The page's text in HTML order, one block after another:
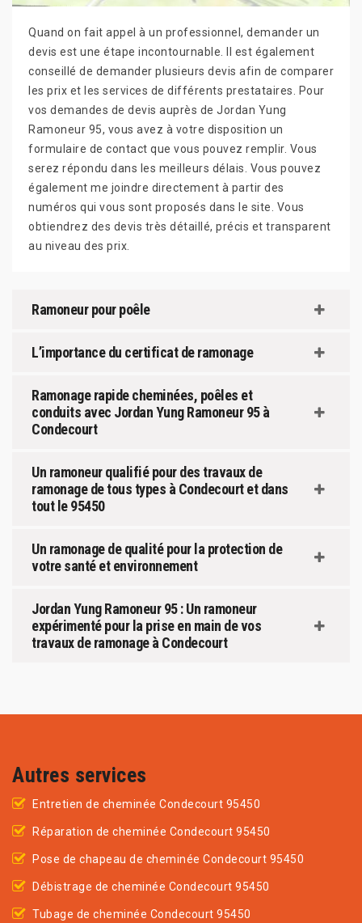
Quand on fait appel à un professionnel, demander un
devis est une étape incontournable. Il est également
conseillé de demander plusieurs devis afin de comparer
les prix et les services de différents prestataires. Pour
vos demandes de devis auprès de Jordan Yung
Ramoneur 95, vous avez à votre disposition un
formulaire de contact que vous pouvez remplir. Vous
serez répondu dans les meilleurs délais. Vous pouvez
également me joindre directement à partir des
numéros qui vous sont proposés dans le site. Vous
obtiendrez des devis très détaillé, précis et transparent
au niveau des prix.
Ramoneur pour poêle
L’importance du certificat de ramonage
Ramonage rapide cheminées, poêles et
conduits avec Jordan Yung Ramoneur 95 à
Condecourt
Un ramoneur qualifié pour des travaux de
ramonage de tous types à Condecourt et dans
tout le 95450
Un ramonage de qualité pour la protection de
votre santé et environnement
Jordan Yung Ramoneur 95 : Un ramoneur
expérimenté pour la prise en main de vos
travaux de ramonage à Condecourt
Autres services
Entretien de cheminée Condecourt 95450
Réparation de cheminée Condecourt 95450
Pose de chapeau de cheminée Condecourt 95450
Débistrage de cheminée Condecourt 95450
Tubage de cheminée Condecourt 95450